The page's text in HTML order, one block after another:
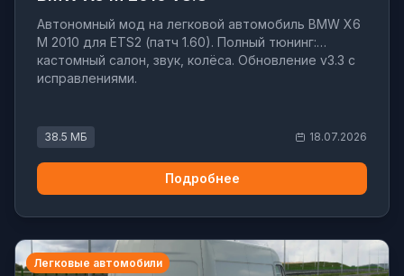
Автономный мод на легковой автомобиль BMW X6
M 2010 для ETS2 (патч 1.60). Полный тюнинг:
кастомный салон, звук, колёса. Обновление v3.3 с
исправлениями.
38.5 МБ 18.07.2026
Подробнее
Легковые автомобили